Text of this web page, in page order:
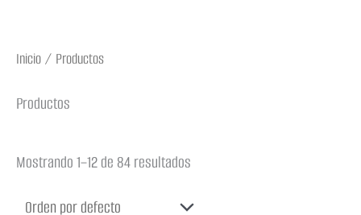
Inicio / Productos
Productos
Mostrando 1–12 de 84 resultados